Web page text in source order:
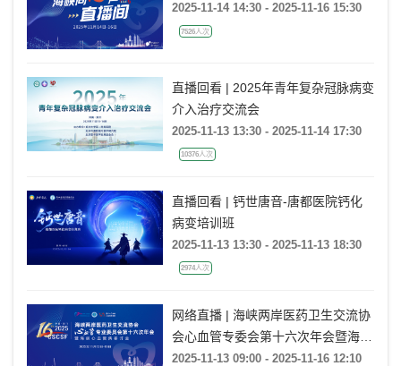
2025-11-14 14:30 - 2025-11-16 15:30
7526人次
直播回看 | 2025年青年复杂冠脉病变
介入治疗交流会
2025-11-13 13:30 - 2025-11-14 17:30
10376人次
直播回看 | 钙世唐音-唐都医院钙化
病变培训班
2025-11-13 13:30 - 2025-11-13 18:30
2974人次
网络直播 | 海峡两岸医药卫生交流协
会心血管专委会第十六次年会暨海峡
心血管病研讨会
2025-11-13 09:00 - 2025-11-16 12:10